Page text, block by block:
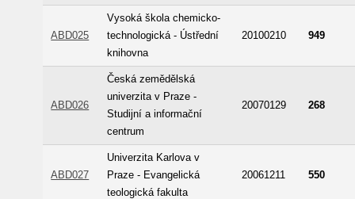
ABD025
Vysoká škola chemicko-
technologická - Ústřední
knihovna
20100210 949
ABD026
Česká zemědělská
univerzita v Praze -
Studijní a informační
centrum
20070129 268
ABD027
Univerzita Karlova v
Praze - Evangelická
teologická fakulta
20061211 550